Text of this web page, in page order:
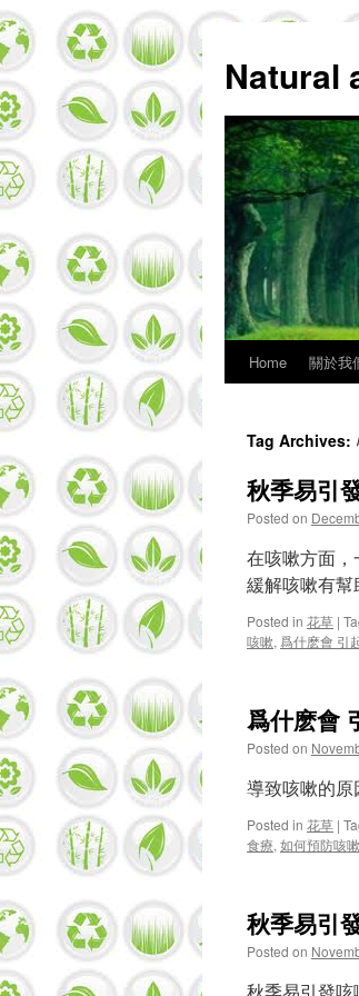
Natural
Skip
content
Home 關於我
Tag Archives:
秋季易引
Posted on
在咳嗽方面
緩解咳嗽有
Posted in 花草 |
咳嗽, 爲什麽會 引
爲什麽會
Posted on
導致咳嗽的原
Posted in 花草 |
食療, 如何預防咳嗽
秋季易引
Posted on
秋季易引發